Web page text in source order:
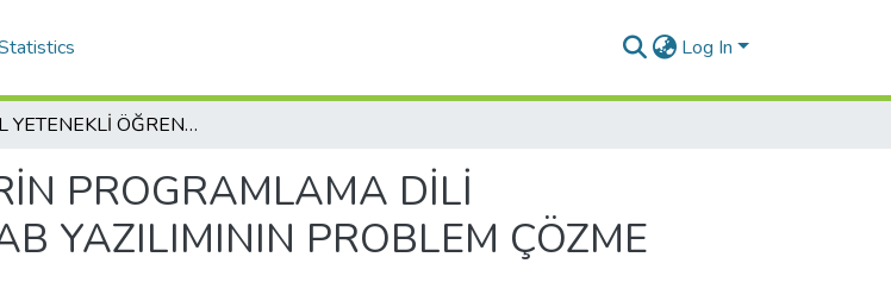
Log In
ÖZEL YETENEKLİ ÖĞRENCİLERİN PROGRAMLAMA DİLİ ÖĞRETİMİNDE KODU GAME LAB YAZILIMININ PROBLEM ÇÖZME BECERİLERİ DÜZEYİNE ETKİSİ
PROGRAMLAMA DİLİ
YAZILIMININ PROBLEM ÇÖZME